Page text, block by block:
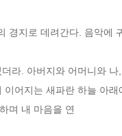
경지로 데려간다. 음악에
라. 아버지와 어머니와
이어지는 새파란 하늘 아래
며 내 마음을 연